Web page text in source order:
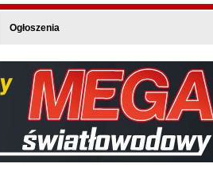
Ogłoszenia